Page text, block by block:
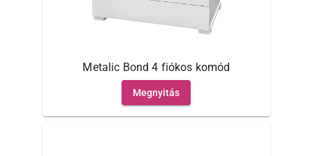
Metalic Bond 4 fiókos komód
Megnyitás